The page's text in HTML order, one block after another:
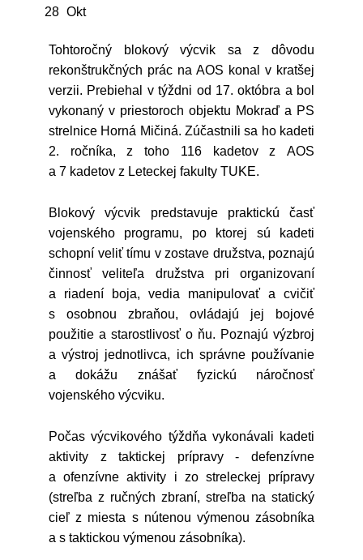
28 Okt
Tohtoročný blokový výcvik sa z dôvodu
rekonštrukčných prác na AOS konal v kratšej
verzii. Prebiehal v týždni od 17. októbra a bol
vykonaný v priestoroch objektu Mokraď a PS
strelnice Horná Mičiná. Zúčastnili sa ho kadeti
2. ročníka, z toho 116 kadetov z AOS
a 7 kadetov z Leteckej fakulty TUKE.
Blokový výcvik predstavuje praktickú časť
vojenského programu, po ktorej sú kadeti
schopní veliť tímu v zostave družstva, poznajú
činnosť veliteľa družstva pri organizovaní
a riadení boja, vedia manipulovať a cvičiť
s osobnou zbraňou, ovládajú jej bojové
použitie a starostlivosť o ňu. Poznajú výzbroj
a výstroj jednotlivca, ich správne používanie
a dokážu znášať fyzickú náročnosť
vojenského výcviku.
Počas výcvikového týždňa vykonávali kadeti
aktivity z taktickej prípravy - defenzívne
a ofenzívne aktivity i zo streleckej prípravy
(streľba z ručných zbraní, streľba na statický
cieľ z miesta s nútenou výmenou zásobníka
a s taktickou výmenou zásobníka).